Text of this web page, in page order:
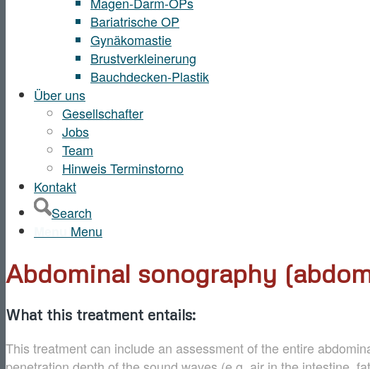
Bariatrische OP
Gynäkomastie
Brustverkleinerung
Bauchdecken-Plastik
Über uns
Gesellschafter
Jobs
Team
Hinweis Terminstorno
Kontakt
Search
Menu
Abdominal sonography
What this treatment entails:
This treatment can include an assessment of the entire